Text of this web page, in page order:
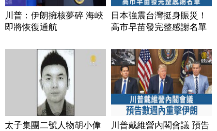
川普：伊朗擁核夢碎 海峽
即將恢復通航
日本強震台灣挺身賑災！
高市早苗發完整感謝名單
太子集團二號人物胡小偉
川普戴維營內閣會議 預告